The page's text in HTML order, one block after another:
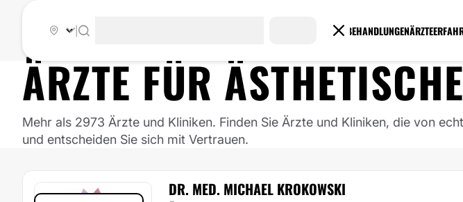
BEHANDLUNGENÄRZTE
ÄRZTE FÜR
Mehr als 2973 Ärzte und Kliniken. Finden Sie Ärzte und Kliniken, die von
und entscheiden Sie sich mit Vertrauen.
DR. MED. MICHAEL KROKOWSKI